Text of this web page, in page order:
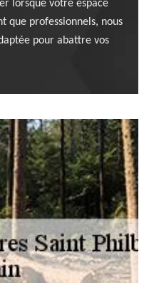
lorsque votre espace
que professionnels, nous
pour abattre vos